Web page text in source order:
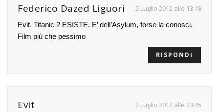
Federico Dazed Liguori 2 Luglio 2012 alle 13:18
Evit, Titanic 2 ESISTE. E’ dell’Asylum, forse la conosci.
Film più che pessimo
RISPONDI
Evit 2 Luglio 2012 alle 23:45